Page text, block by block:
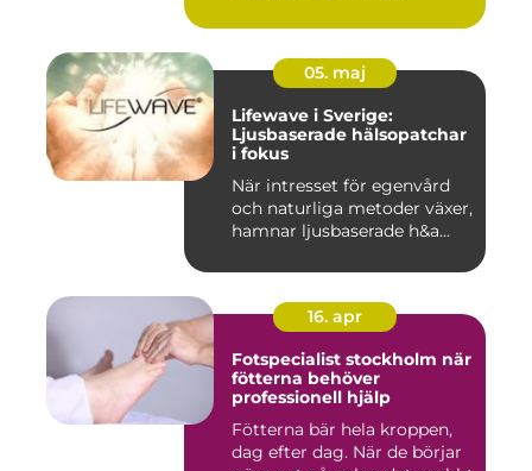
05. maj
Lifewave i Sverige:
Ljusbaserade hälsopatchar
i fokus
När intresset för egenvård
och naturliga metoder växer,
hamnar ljusbaserade h&a...
16. apr
Fotspecialist stockholm när
fötterna behöver
professionell hjälp
Fötterna bär hela kroppen,
dag efter dag. När de börjar